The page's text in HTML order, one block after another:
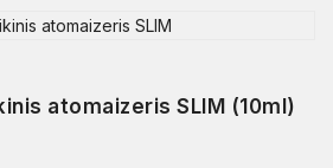
atomaizeris SLIM (10ml)